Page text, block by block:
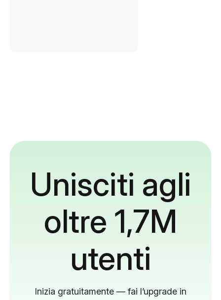
Unisciti agli
oltre 1,7M
utenti
Inizia gratuitamente — fai l’upgrade in